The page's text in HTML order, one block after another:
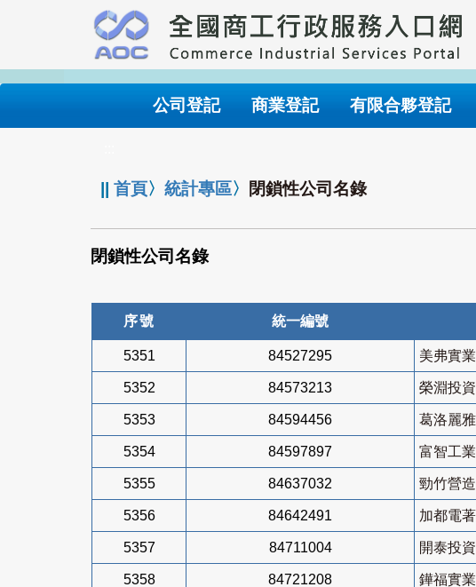
要
內
公司登記 商業登記 有限合夥登記
||首頁〉統計專區〉 閉鎖性公司名錄
閉鎖性公司名錄
序號 統一編號
5351 84527295 美弗實
5352 84573213 榮淵投
5353 84594456 葛洛麗
5354 84597897 富智工
5355 84637032 勁竹營
5356 84642491 加都電
5357 84711004 開泰投
5358 84721208 鏵福實